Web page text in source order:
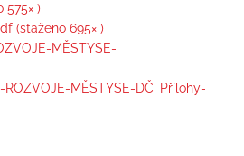
575× )
(staženo 695× )
MĚSTYSE-
MĚSTYSE-DČ_Přílohy-